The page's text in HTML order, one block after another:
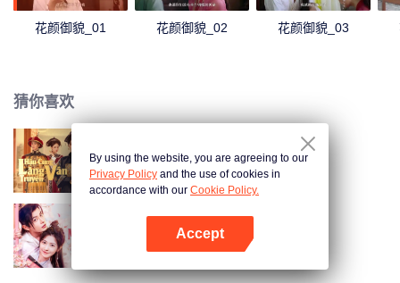
花颜御貌_01 花颜御貌_02 花颜御貌_03
猜你喜欢
后宫凌云传
我的女主别太萌
By using the website, you are agreeing to our
Privacy Policy and the use of cookies in
accordance with our Cookie Policy.
Accept